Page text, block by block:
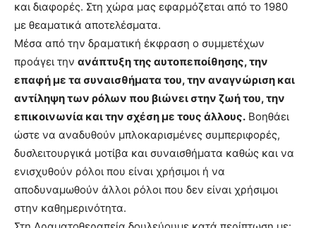
και διαφορές. Στη χώρα μας εφαρμόζεται από το 1980
με θεαματικά αποτελέσματα.
Μέσα από την δραματική έκφραση ο συμμετέχων
προάγει την ανάπτυξη της αυτοπεποίθησης, την
επαφή με τα συναισθήματα του, την αναγνώριση και
αντίληψη των ρόλων που βιώνει στην ζωή του, την
επικοινωνία και την σχέση με τους άλλους. Βοηθάει
ώστε να αναδυθούν μπλοκαρισμένες συμπεριφορές,
δυσλειτουργικά μοτίβα και συναισθήματα καθώς και να
ενισχυθούν ρόλοι που είναι χρήσιμοι ή να
αποδυναμωθούν άλλοι ρόλοι που δεν είναι χρήσιμοι
στην καθημερινότητα.